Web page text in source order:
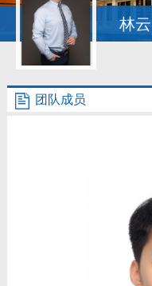
获奖信息
社会实践
招生信息
林云
团队成员